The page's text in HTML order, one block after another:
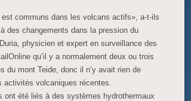
communs dans les volcans actifs», a-t-ils
des changements dans la pression du
physicien et expert en surveillance des
qu’il y a normalement deux ou trois
du mont Teide, donc il n’y avait rien de
activités volcaniques récentes.
ont été liés à des systèmes hydrothermaux